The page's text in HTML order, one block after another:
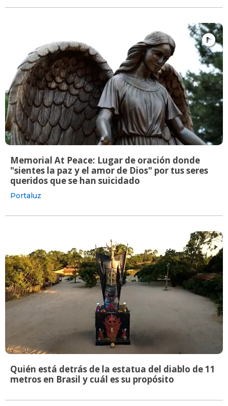
Memorial At Peace: Lugar de oración donde
"sientes la paz y el amor de Dios" por tus seres
queridos que se han suicidado
Portaluz
Quién está detrás de la estatua del diablo de 11
metros en Brasil y cuál es su propósito